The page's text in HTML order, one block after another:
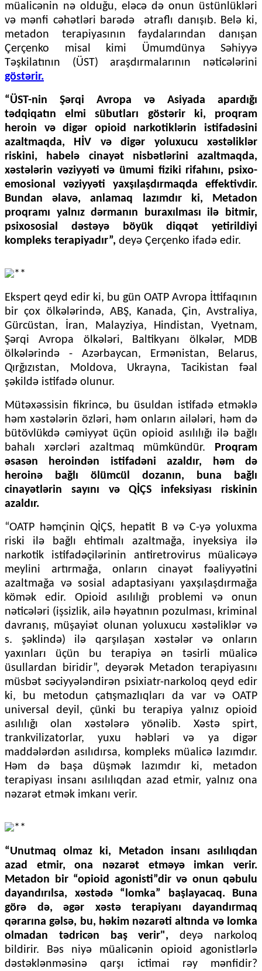
müalicənin nə olduğu, eləcə də onun üstünlükləri
və mənfi cəhətləri barədə ətraflı danışıb. Belə ki,
metadon terapiyasının faydalarından danışan
Çerçenko misal kimi Ümumdünya Səhiyyə
Təşkilatının (ÜST) araşdırmalarının nəticələrini
göstərir.
“ÜST-nin Şərqi Avropa və Asiyada apardığı
tədqiqatın elmi sübutları göstərir ki, proqram
heroin və digər opioid narkotiklərin istifadəsini
azaltmaqda, HİV və digər yoluxucu xəstəliklər
riskini, habelə cinayət nisbətlərini azaltmaqda,
xəstələrin vəziyyəti və ümumi fiziki rifahını, psixo-
emosional vəziyyəti yaxşılaşdırmaqda effektivdir.
Bundan əlavə, anlamaq lazımdır ki, Metadon
proqramı yalnız dərmanın buraxılması ilə bitmir,
psixososial dəstəyə böyük diqqət yetirildiyi
kompleks terapiyadır”, deyə Çerçenko ifadə edir.
Ekspert qeyd edir ki, bu gün OATP Avropa İttifaqının
bir çox ölkələrində, ABŞ, Kanada, Çin, Avstraliya,
Gürcüstan, İran, Malayziya, Hindistan, Vyetnam,
Şərqi Avropa ölkələri, Baltikyanı ölkələr, MDB
ölkələrində - Azərbaycan, Ermənistan, Belarus,
Qırğızıstan, Moldova, Ukrayna, Tacikistan fəal
şəkildə istifadə olunur.
Mütəxəssisin fikrincə, bu üsuldan istifadə etməklə
həm xəstələrin özləri, həm onların ailələri, həm də
bütövlükdə cəmiyyət üçün opioid asılılığı ilə bağlı
bahalı xərcləri azaltmaq mümkündür. Proqram
əsasən heroindən istifadəni azaldır, həm də
heroinə bağlı ölümcül dozanın, buna bağlı
cinayətlərin sayını və QİÇS infeksiyası riskinin
azaldır.
“OATP həmçinin QİÇS, hepatit B və C-yə yoluxma
riski ilə bağlı ehtimalı azaltmağa, inyeksiya ilə
narkotik istifadəçilərinin antiretrovirus müalicəyə
meylini artırmağa, onların cinayət fəaliyyətini
azaltmağa və sosial adaptasiyanı yaxşılaşdırmağa
kömək edir. Opioid asılılığı problemi və onun
nəticələri (işsizlik, ailə həyatının pozulması, kriminal
davranış, müşayiət olunan yoluxucu xəstəliklər və
s. şəklində) ilə qarşılaşan xəstələr və onların
yaxınları üçün bu terapiya ən təsirli müalicə
üsullardan biridir”, deyərək Metadon terapiyasını
müsbət səciyyələndirən psixiatr-narkoloq qeyd edir
ki, bu metodun çatışmazlıqları da var və OATP
universal deyil, çünki bu terapiya yalnız opioid
asılılığı olan xəstələrə yönəlib. Xəstə spirt,
trankvilizatorlar, yuxu həbləri və ya digər
maddələrdən asılıdırsa, kompleks müalicə lazımdır.
Həm də başa düşmək lazımdır ki, metadon
terapiyası insanı asılılıqdan azad etmir, yalnız ona
nəzarət etmək imkanı verir.
“Unutmaq olmaz ki, Metadon insanı asılılıqdan
azad etmir, ona nəzarət etməyə imkan verir.
Metadon bir “opioid agonisti”dir və onun qəbulu
dayandırılsa, xəstədə “lomka” başlayacaq. Buna
görə də, əgər xəstə terapiyanı dayandırmaq
qərarına gəlsə, bu, həkim nəzarəti altında və lomka
olmadan tədricən baş verir",deyə narkoloq
bildirir. Bəs niyə müalicənin opioid agonistlərlə
dəstəklənməsinə qarşı ictimai rəy mənfidir?